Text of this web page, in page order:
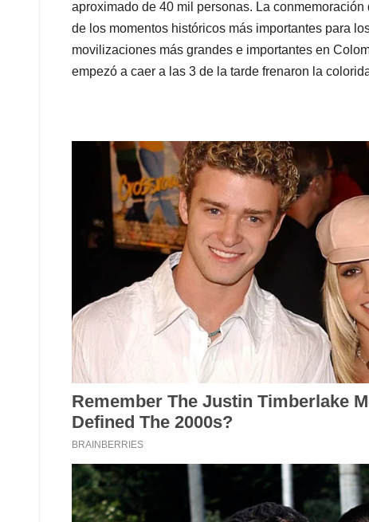
aproximado de 40 mil personas. La
de los momentos históricos más importantes para
movilizaciones más grandes e importantes en
empezó a caer a las 3 de la tarde frenaron la